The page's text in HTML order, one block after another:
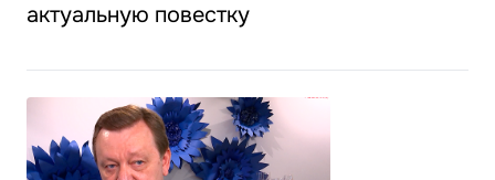
актуальную повестку